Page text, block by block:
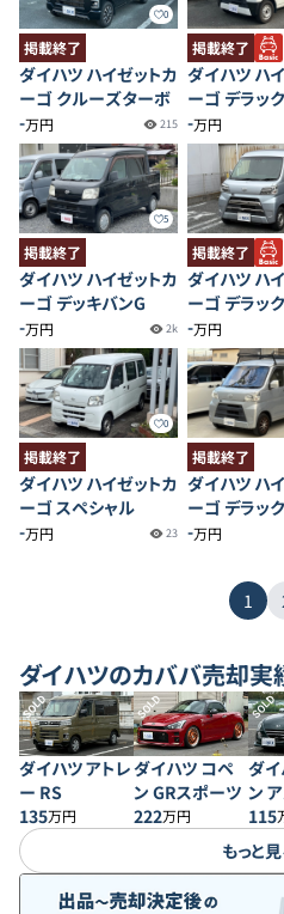
0
掲載終了
ダイハツ ハイゼットカ
ーゴ クルーズターボ
-万円 215
掲載終了
ダイハツ ハ
ーゴ デラッ
-万円
5
掲載終了
ダイハツ ハイゼットカ
ーゴ デッキバンG
-万円 2k
掲載終了
ダイハツ ハ
ーゴ デラッ
-万円
0
掲載終了
ダイハツ ハイゼットカ
ーゴ スペシャル
-万円 23
掲載終了
ダイハツ ハ
ーゴ デラッ
-万円
1
ダイハツのカババ売却実
SOLD
ダイハツ アトレ
ー RS
135万円
SOLD
ダイハツ コペ
ン GRスポーツ
222万円
SOLD
ダ
ン
トエ
115
もっと